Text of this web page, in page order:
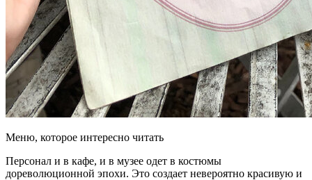
Меню, которое интересно читать
Персонал и в кафе, и в музее одет в костюмы
дореволюционной эпохи. Это создает невероятно красивую и